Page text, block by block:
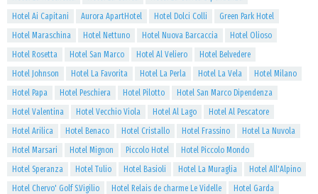
Hotel Ai Capitani
Aurora ApartHotel Hotel Dolci Colli
Green Park Hotel
Hotel Maraschina
Hotel Nettuno Hotel Nuova Barcaccia
Hotel Olioso
Hotel Rosetta
Hotel San Marco Hotel Al Veliero
Hotel Belvedere
Hotel Johnson
Hotel La Favorita Hotel La Perla Hotel La Vela
Hotel Milano
Hotel Papa
Hotel Peschiera Hotel Pilotto
Hotel San Marco Dipendenza
Hotel Valentina
Hotel Vecchio Viola Hotel Al Lago
Hotel Al Pescatore
Hotel Arilica
Hotel Benaco Hotel Cristallo Hotel Frassino
Hotel La Nuvola
Hotel Marsari
Hotel Mignon Piccolo Hotel
Hotel Piccolo Mondo
Hotel Speranza
Hotel Tulio Hotel Basioli Hotel La Muraglia
Hotel All'Alpino
Hotel Chervo' Golf S.Vigilio
Hotel Relais de charme Le Videlle
Hotel Garda